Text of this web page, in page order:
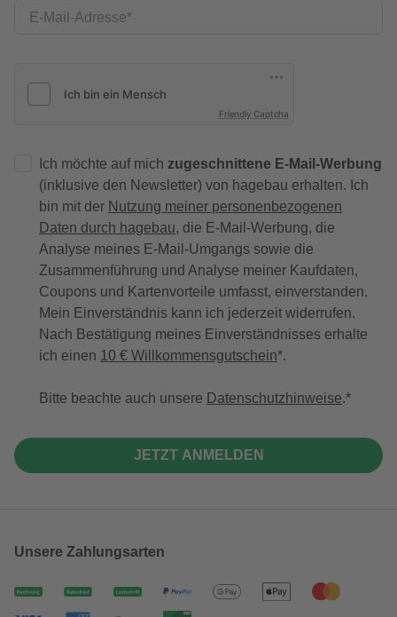
E-Mail-Adresse
Friendly Captcha
Ich möchte auf mich zugeschnittene E-Mail-Werbung
(inklusive den Newsletter) von hagebau erhalten. Ich
bin mit der Nutzung meiner personenbezogenen
Daten durch hagebau, die E-Mail-Werbung, die
Analyse meines E-Mail-Umgangs sowie die
Zusammenführung und Analyse meiner Kaufdaten,
Coupons und Kartenvorteile umfasst, einverstanden.
Mein Einverständnis kann ich jederzeit widerrufen.
Nach Bestätigung meines Einverständnisses erhalte
ich einen 10 € Willkommensgutschein*.
Bitte beachte auch unsere Datenschutzhinweise.
JETZT ANMELDEN
Unsere Zahlungsarten